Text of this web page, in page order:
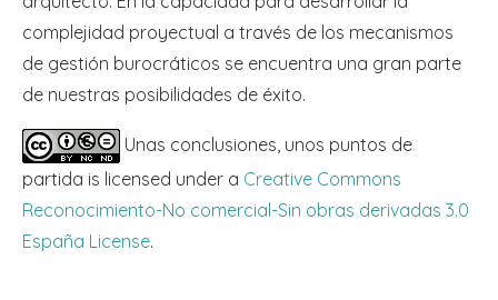
complejidad proyectual a través de los mecanismos
de gestión burocráticos se encuentra una gran parte
de nuestras posibilidades de éxito.
Unas conclusiones, unos puntos de
partida is licensed under a Creative Commons
Reconocimiento-No comercial-Sin obras derivadas 3.0
España License.